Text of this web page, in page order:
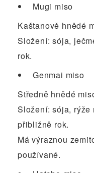
Mugi miso
Kaštanově hnědé
Složení: sója,
rok.
Genmai miso
Středně hnědé
Složení: sója, rýže
přibližně rok.
Má výraznou
používané.